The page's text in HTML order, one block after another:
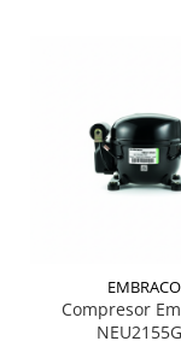
EMBRACO
Compresor